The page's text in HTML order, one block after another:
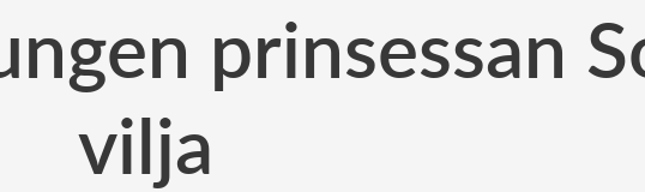
prinsessan
vilja